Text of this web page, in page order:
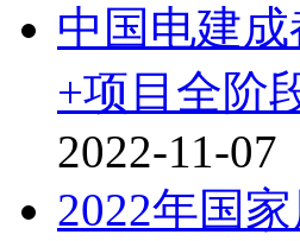
中国电建
+项目全阶
2022-11-07
2022年国